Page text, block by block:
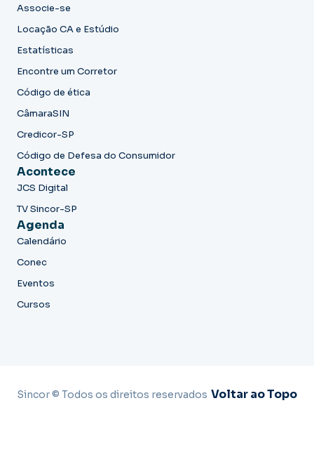
Associe-se
Locação CA e Estúdio
Estatísticas
Encontre um Corretor
Código de ética
CâmaraSIN
Credicor-SP
Código de Defesa do Consumidor
Acontece
JCS Digital
TV Sincor-SP
Agenda
Calendário
Conec
Eventos
Cursos
Sincor © Todos os direitos reservados Voltar ao Topo